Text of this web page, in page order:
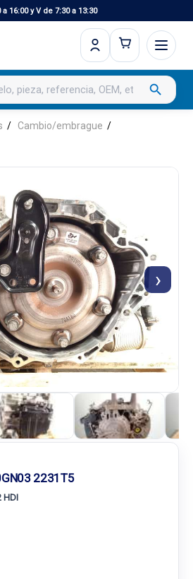
16:00 y V de 7:30 a 13:30
search
Cambio/embrague
›
2231T5
HDI